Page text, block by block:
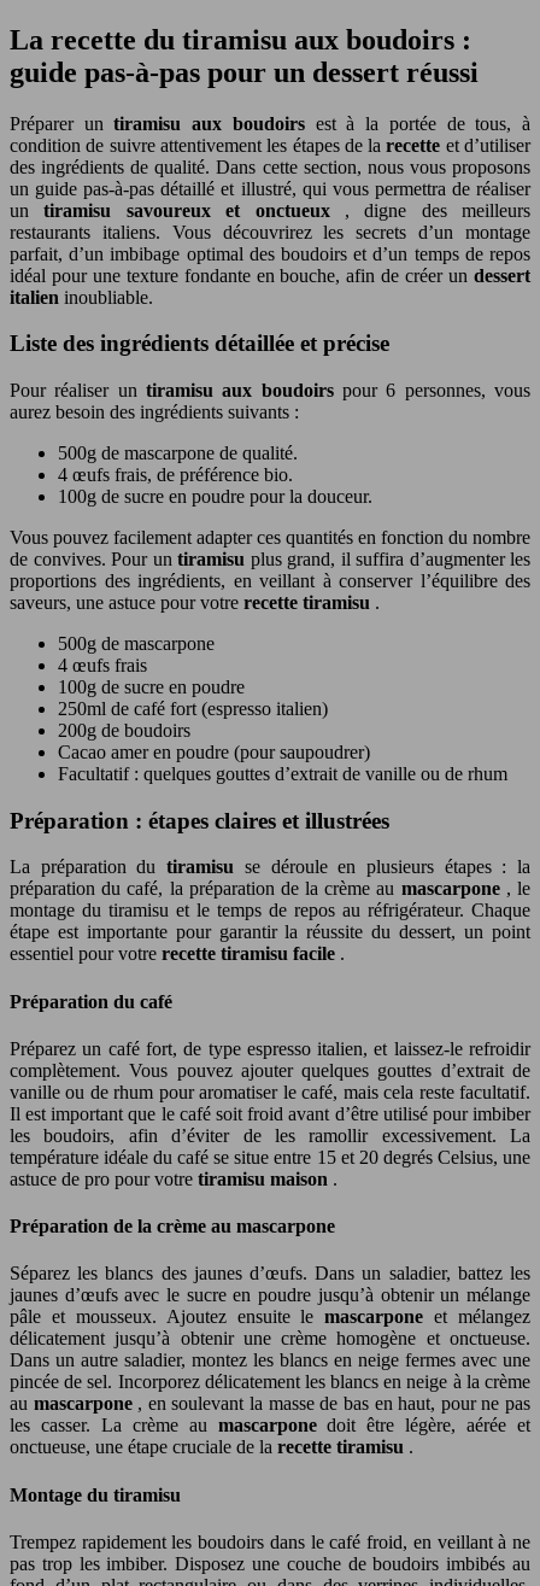
La recette du tiramisu aux boudoirs :
guide pas-à-pas pour un dessert réussi
Préparer untiramisu aux boudoirs est à la portée de tous, à
condition de suivre attentivement les étapes de larecette et d’utiliser
des ingrédients de qualité. Dans cette section, nous vous proposons
un guide pas-à-pas détaillé et illustré, qui vous permettra de réaliser
untiramisu savoureux et onctueux , digne des meilleurs
restaurants italiens. Vous découvrirez les secrets d’un montage
parfait, d’un imbibage optimal des boudoirs et d’un temps de repos
idéal pour une texture fondante en bouche, afin de créer un dessert
italien inoubliable.
Liste des ingrédients détaillée et précise
Pour réaliser un tiramisu aux boudoirs pour 6 personnes, vous
aurez besoin des ingrédients suivants :
500g de mascarpone de qualité.
4 œufs frais, de préférence bio.
100g de sucre en poudre pour la douceur.
Vous pouvez facilement adapter ces quantités en fonction du nombre
de convives. Pour un tiramisu plus grand, il suffira d’augmenter les
proportions des ingrédients, en veillant à conserver l’équilibre des
saveurs, une astuce pour votre recette tiramisu .
500g de mascarpone
4 œufs frais
100g de sucre en poudre
250ml de café fort (espresso italien)
200g de boudoirs
Cacao amer en poudre (pour saupoudrer)
Facultatif : quelques gouttes d’extrait de vanille ou de rhum
Préparation : étapes claires et illustrées
La préparation dutiramisu se déroule en plusieurs étapes : la
préparation du café, la préparation de la crème au mascarpone , le
montage du tiramisu et le temps de repos au réfrigérateur. Chaque
étape est importante pour garantir la réussite du dessert, un point
essentiel pour votre recette tiramisu facile .
Préparation du café
Préparez un café fort, de type espresso italien, et laissez-le refroidir
complètement. Vous pouvez ajouter quelques gouttes d’extrait de
vanille ou de rhum pour aromatiser le café, mais cela reste facultatif.
Il est important que le café soit froid avant d’être utilisé pour imbiber
les boudoirs, afin d’éviter de les ramollir excessivement. La
température idéale du café se situe entre 15 et 20 degrés Celsius, une
astuce de pro pour votre tiramisu maison .
Préparation de la crème au mascarpone
Séparez les blancs des jaunes d’œufs. Dans un saladier, battez les
jaunes d’œufs avec le sucre en poudre jusqu’à obtenir un mélange
pâle et mousseux. Ajoutez ensuite lemascarponeet mélangez
délicatement jusqu’à obtenir une crème homogène et onctueuse.
Dans un autre saladier, montez les blancs en neige fermes avec une
pincée de sel. Incorporez délicatement les blancs en neige à la crème
au mascarpone , en soulevant la masse de bas en haut, pour ne pas
les casser. La crème au mascarponedoit être légère, aérée et
onctueuse, une étape cruciale de la recette tiramisu .
Montage du tiramisu
Trempez rapidement les boudoirs dans le café froid, en veillant à ne
pas trop les imbiber. Disposez une couche de boudoirs imbibés au